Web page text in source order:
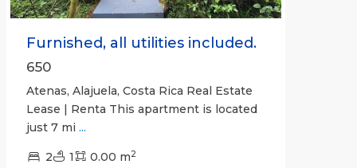
Furnished, all utilities included.
650
Atenas, Alajuela, Costa Rica Real Estate
Lease | Renta This apartment is located
just 7 mi ...
2 1 0.00 m2